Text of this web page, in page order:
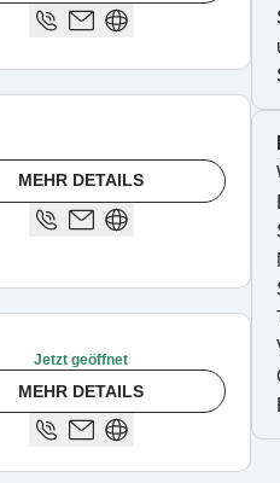
MEHR DETAILS
Jetzt geöffnet
MEHR DETAILS